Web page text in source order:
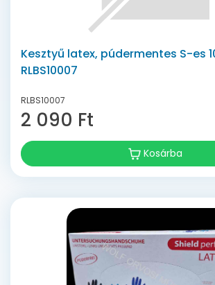
Kesztyű latex, púdermentes S-es
RLBS10007
RLBS10007
2 090 Ft
Kosárba